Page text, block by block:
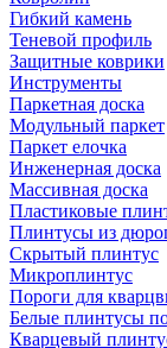
Гибкий камень
Теневой профиль
Защитные коврики
Инструменты
Паркетная доска
Модульный паркет
Паркет елочка
Инженерная доска
Массивная доска
Пластиковые
Плинтусы из
Скрытый плинтус
Микроплинтус
Пороги для
Белые плинтусы
Кварцевый